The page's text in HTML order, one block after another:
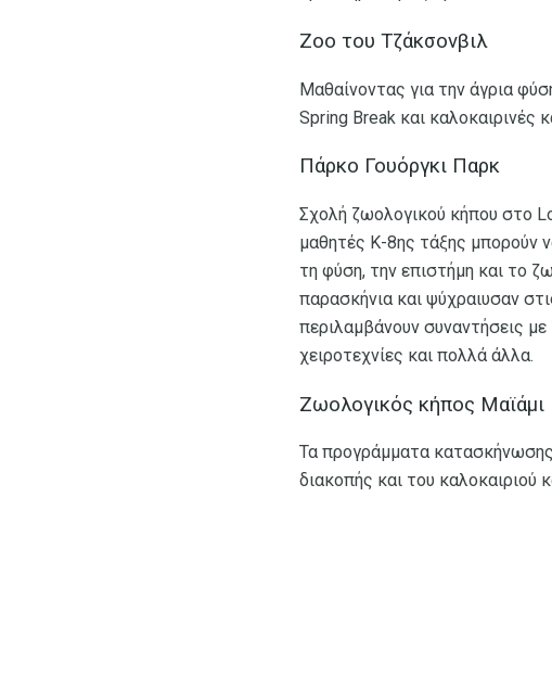
Zoo του Τζάκσονβιλ
Μαθαίνοντας για την άγρια
Spring Break και καλοκαιρινές
Πάρκο Γουόργκι Παρκ
Σχολή ζωολογικού κήπου στο
μαθητές K-8ης τάξης μπορούν
τη φύση, την επιστήμη και το
παρασκήνια και ψύχραιυσαν
περιλαμβάνουν συναντήσεις
χειροτεχνίες και πολλά άλλα.
Ζωολογικός κήπος Μαϊάμι
Τα προγράμματα κατασκήνωσης
διακοπής και του καλοκαιριού